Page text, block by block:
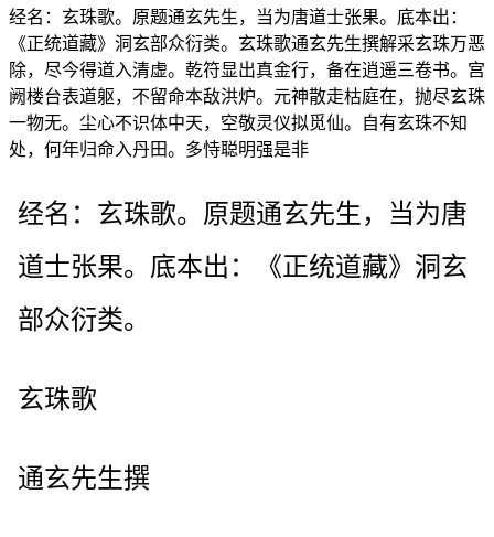
经名：玄珠歌。原题通玄先生，当为唐道士张果。底本出：
《正统道藏》洞玄部众衍类。玄珠歌通玄先生撰解采玄珠万恶
除，尽今得道入清虚。乾符显出真金行，备在逍遥三卷书。宫
阙楼台表道躯，不留命本敌洪炉。元神散走枯庭在，抛尽玄珠
一物无。尘心不识体中天，空敬灵仪拟觅仙。自有玄珠不知
处，何年归命入丹田。多恃聪明强是非
经名：玄珠歌。原题通玄先生，当为唐
道士张果。底本出：《正统道藏》洞玄
部众衍类。
玄珠歌
通玄先生撰